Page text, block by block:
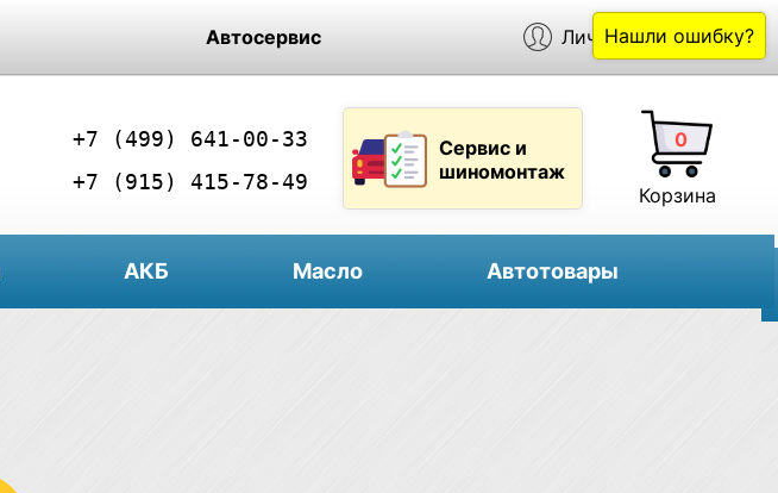
Автосервис Личный кабинет
+7 (499) 641-00-33
+7 (915) 415-78-49
Сервис и
шиномонтаж
0
Корзина
АКБ Масло Автотовары
Нашли ошибку?